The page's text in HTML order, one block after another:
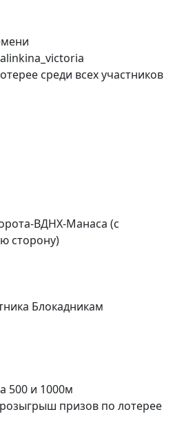
среди всех участников
ВДНХ-Манаса (с
сторону)
Блокадникам
500 и 1000м
призов по лотерее